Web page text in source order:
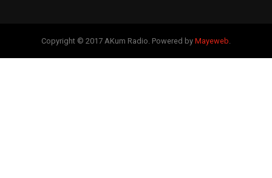
Copyright © 2017 AKum Radio. Powered by Mayeweb.